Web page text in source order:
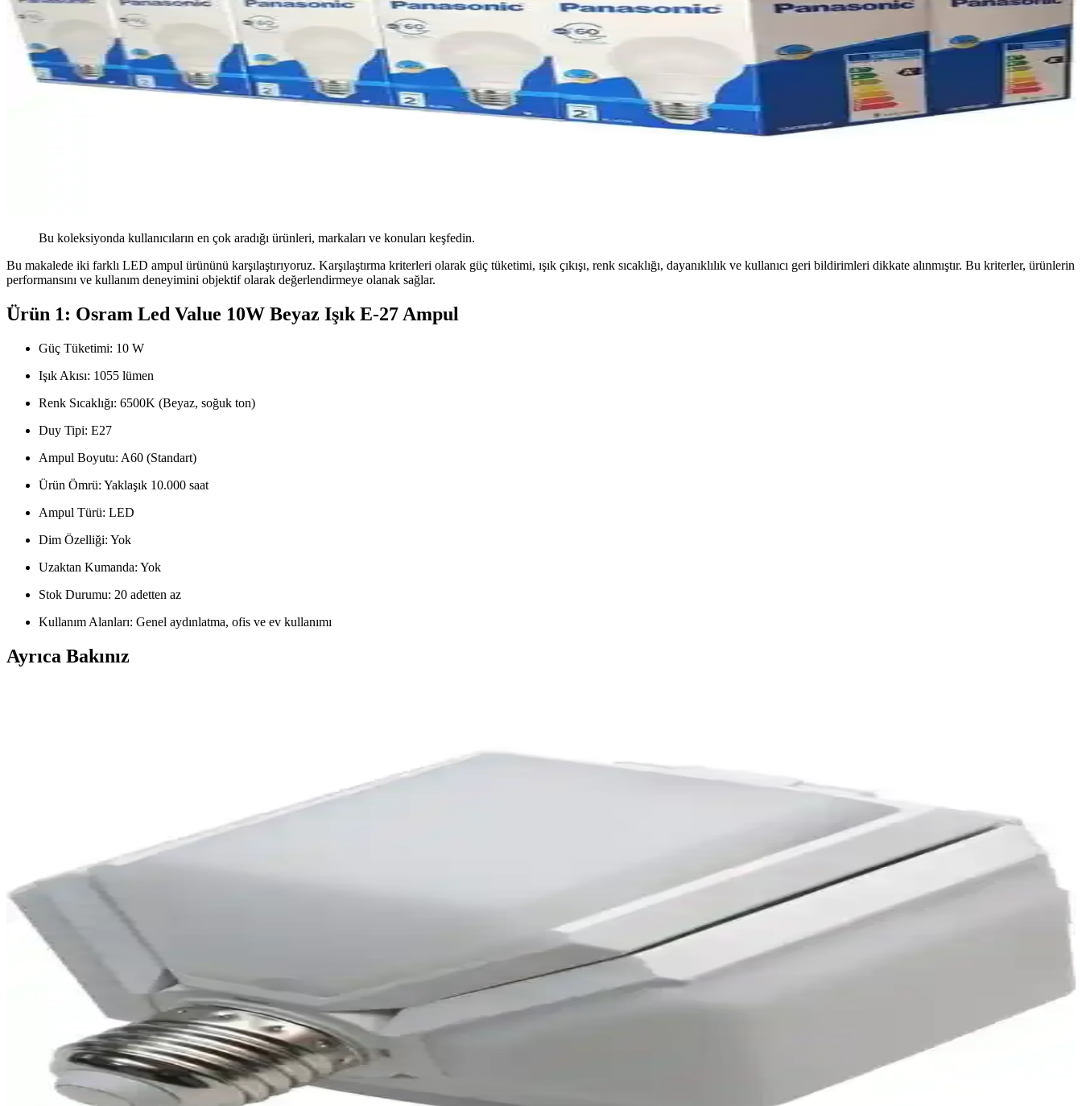
Bu koleksiyonda kullanıcıların en çok aradığı ürünleri, markaları ve konuları keşfedin.
Bu makalede iki farklı LED ampul ürününü karşılaştırıyoruz. Karşılaştırma kriterleri olarak güç tüketimi, ışık çıkışı, renk sıcaklığı, dayanıklılık ve kullanıcı geri bildirimleri dikkate alınmıştır. Bu kriterler, ürünlerin
performansını ve kullanım deneyimini objektif olarak değerlendirmeye olanak sağlar.
Ürün 1: Osram Led Value 10W Beyaz Işık E-27 Ampul
Güç Tüketimi: 10 W
Işık Akısı: 1055 lümen
Renk Sıcaklığı: 6500K (Beyaz, soğuk ton)
Duy Tipi: E27
Ampul Boyutu: A60 (Standart)
Ürün Ömrü: Yaklaşık 10.000 saat
Ampul Türü: LED
Dim Özelliği: Yok
Uzaktan Kumanda: Yok
Stok Durumu: 20 adetten az
Kullanım Alanları: Genel aydınlatma, ofis ve ev kullanımı
Ayrıca Bakınız
Modern ve Şık 3'lü Lambadar Avize ile Salonlarınızı Yenileyin
Modern tasarımı ve kaliteli malzemeleriyle öne çıkan 3'lü lambadar avize, salonlara estetik katarken, dayanıklı yapısıyla uzun ömür sağlar. Farklı ampul uyumu ve dengeli aydınlatmasıyla ideal seçim.
Forlife Renkli LED Ampül Modern ve Çok Yönlü Aydınlatma Çözümü
Forlife renkli LED ampül, enerji verimli 9 watt güç tüketimiyle farklı renk seçenekleriyle ortamları kolayca aydınlatır, estetik ve fonksiyonel tasarımıyla öne çıkar.
ŞANLED 80W Kristal Tasarruflu LED Ampul Geniş Alanlar İçin Enerji Verimli Aydınlatma Çözümü
ŞANLED 80W Kristal LED ampul, enerji tasarrufu, yüksek parlaklık ve estetik tasarımıyla geniş alanlara ferah ve parlak ortamlar sunar, uzun ömürlü ve dayanıklıdır.
Horoz Torch-20 20 Watt LED Ampul İncelemesi: Yüksek Performanslı ve Enerji Verimli Aydınlatma Çözümü
Horoz Torch-20, 20 watt güç tüketimiyle 1500 lümen parlaklık sunan, modern tasarımlı ve enerji verimli bir LED ampuldür. Ofis ve ev ortamları için ideal, yüksek beyaz ışık sağlar.
Osram Led Value 4.9W Mum Beyaz Işık E-14 Ampul İncelemesi ve Kullanım Tavsiyeleri
Osram Led Value 4.9W Mum Beyaz Işık E-14 Ampul, enerji verimliliği ve yüksek parlaklığıyla iç mekanlar için ideal, gün ışığı sıcaklığında net ve parlak aydınlatma sunar.
Xenon Smart Akıllı RGB LED Ampul: Modern ve Enerji Verimli Aydınlatma Çözümleri